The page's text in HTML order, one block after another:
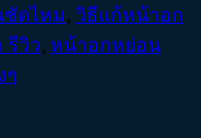
ชัดไหม, วิธีแก้หน้าอก
รีวิว, หน้าอกหย่อน
ๆ